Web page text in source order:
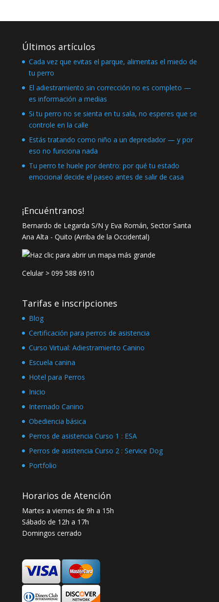
Últimos artículos
Cada vez que evitas el parque, alimentas el miedo de
tu perro
El adiestramiento sin corrección no es completo —
es información a medias
Si tu perro no se sienta en tu sala, no esperes que se
controle en la calle
Estás tratando como niño a un depredador — y por
eso no funciona nada
Tu perro te huele por dentro: por qué tu estado
emocional decide el paseo antes de salir de casa
¡Encuéntranos!
Bernardo de Legarda S/N y Eva Román, Sector Santa
Ana Alta - Quito (Arriba de la Occidental)
Celular > 099 588 6910
Tarifas e inscripciones
Blog
Certificación para perros de asistencia
Curso Virtual: Adiestramiento Canino
Escuela canina
Hotel para Perros
Inicio
Internado Canino
Obediencia básica
Perros de asistencia Curso 1 : ESA
Perros de asistencia Curso 2 : Service Dog
Portfolio
Horarios de Atención
Martes a viernes de 9h a 15h
Sábado de 12h a 17h
Domingos cerrado